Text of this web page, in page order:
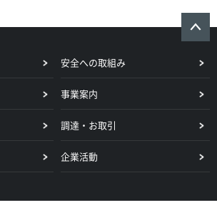
安全への取組み
事業案内
調達・お取引
企業活動